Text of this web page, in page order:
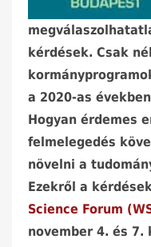
kérdések. Csak
a 2020-as
Hogyan érdemes
felmelegedés
növelni a
Ezekről a
Science Forum
november 4. és 7.